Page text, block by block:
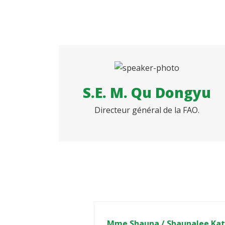
S.E. M. Qu Dongyu
Directeur général de la FAO.